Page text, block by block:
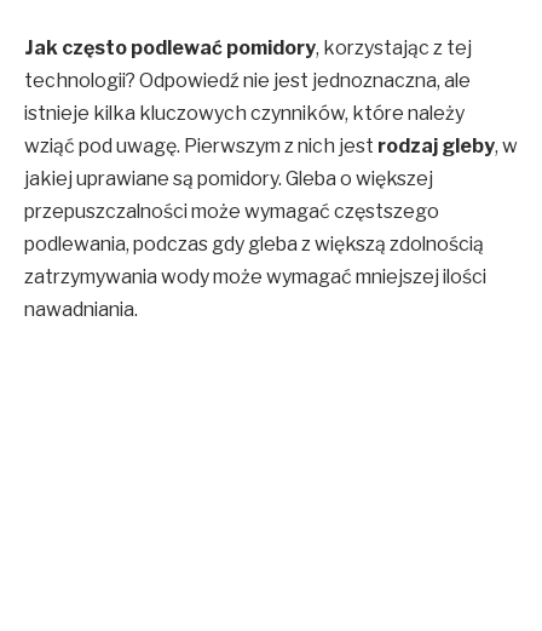
Jak często podlewać pomidory, korzystając z tej
technologii? Odpowiedź nie jest jednoznaczna, ale
istnieje kilka kluczowych czynników, które należy
wziąć pod uwagę. Pierwszym z nich jest rodzaj gleby, w
jakiej uprawiane są pomidory. Gleba o większej
przepuszczalności może wymagać częstszego
podlewania, podczas gdy gleba z większą zdolnością
zatrzymywania wody może wymagać mniejszej ilości
nawadniania.